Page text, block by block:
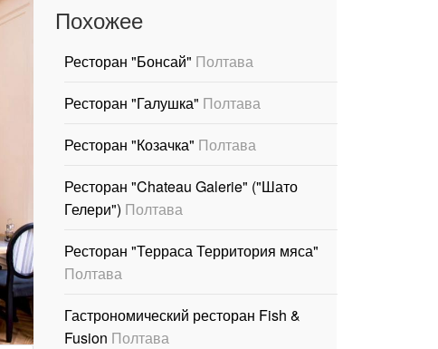
Похожее
Ресторан "Бонсай" Полтава
Ресторан "Галушка" Полтава
Ресторан "Козачка" Полтава
Ресторан "Chateau Galerie" ("Шато
Гелери") Полтава
Ресторан "Терраса Территория мяса"
Полтава
Гастрономический ресторан Fish &
Fusion Полтава